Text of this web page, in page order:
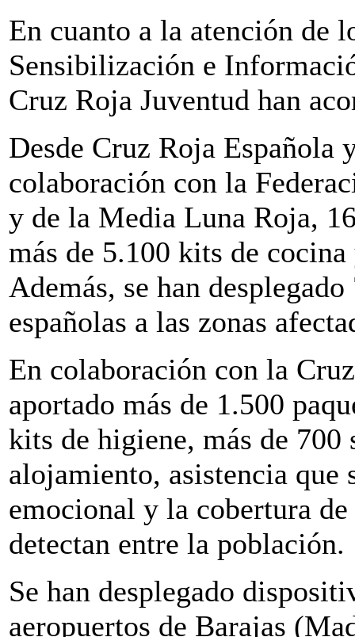
En cuanto a la atención de
Sensibilización e
Cruz Roja Juventud han
Desde Cruz Roja Española
colaboración con la
y de la Media Luna Roja,
más de 5.100 kits de
Además, se han
españolas a las zonas
En colaboración con la
aportado más de 1.500
kits de higiene, más de
alojamiento, asistencia que
emocional y la cobertura de
detectan entre la población.
Se han desplegado
aeropuertos de Barajas